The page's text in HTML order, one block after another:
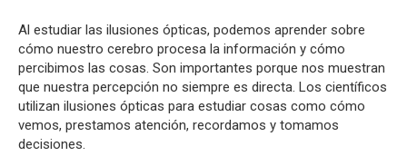
Al estudiar las ilusiones ópticas, podemos aprender sobre
cómo nuestro cerebro procesa la información y cómo
percibimos las cosas. Son importantes porque nos muestran
que nuestra percepción no siempre es directa. Los científicos
utilizan ilusiones ópticas para estudiar cosas como cómo
vemos, prestamos atención, recordamos y tomamos
decisiones.